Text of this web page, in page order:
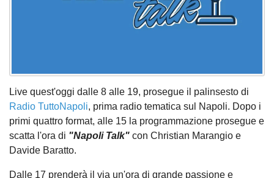
Live quest'oggi dalle 8 alle 19, prosegue il palinsesto di
Radio TuttoNapoli, prima radio tematica sul Napoli. Dopo i
primi quattro format, alle 15 la programmazione prosegue e
scatta l'ora di "Napoli Talk" con Christian Marangio e
Davide Baratto.
Dalle 17 prenderà il via un'ora di grande passione e